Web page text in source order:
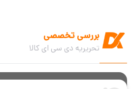
بررسی تخصصی
تحریریه دی سی ای کالا